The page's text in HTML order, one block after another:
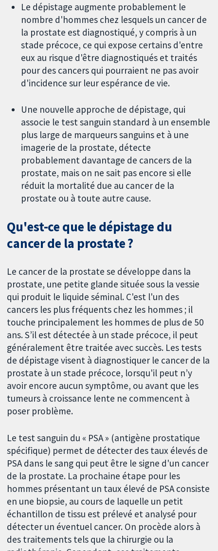
Le dépistage augmente probablement le
nombre d'hommes chez lesquels un cancer de
la prostate est diagnostiqué, y compris à un
stade précoce, ce qui expose certains d'entre
eux au risque d'être diagnostiqués et traités
pour des cancers qui pourraient ne pas avoir
d'incidence sur leur espérance de vie.
Une nouvelle approche de dépistage, qui
associe le test sanguin standard à un ensemble
plus large de marqueurs sanguins et à une
imagerie de la prostate, détecte
probablement davantage de cancers de la
prostate, mais on ne sait pas encore si elle
réduit la mortalité due au cancer de la
prostate ou à toute autre cause.
Qu'est-ce que le dépistage du
cancer de la prostate ?
Le cancer de la prostate se développe dans la
prostate, une petite glande située sous la vessie
qui produit le liquide séminal. C'est l'un des
cancers les plus fréquents chez les hommes ; il
touche principalement les hommes de plus de 50
ans. S’il est détectée à un stade précoce, il peut
généralement être traitée avec succès. Les tests
de dépistage visent à diagnostiquer le cancer de la
prostate à un stade précoce, lorsqu'il peut n’y
avoir encore aucun symptôme, ou avant que les
tumeurs à croissance lente ne commencent à
poser problème.
Le test sanguin du « PSA » (antigène prostatique
spécifique) permet de détecter des taux élevés de
PSA dans le sang qui peut être le signe d'un cancer
de la prostate. La prochaine étape pour les
hommes présentant un taux élevé de PSA consiste
en une biopsie, au cours de laquelle un petit
échantillon de tissu est prélevé et analysé pour
détecter un éventuel cancer. On procède alors à
des traitements tels que la chirurgie ou la